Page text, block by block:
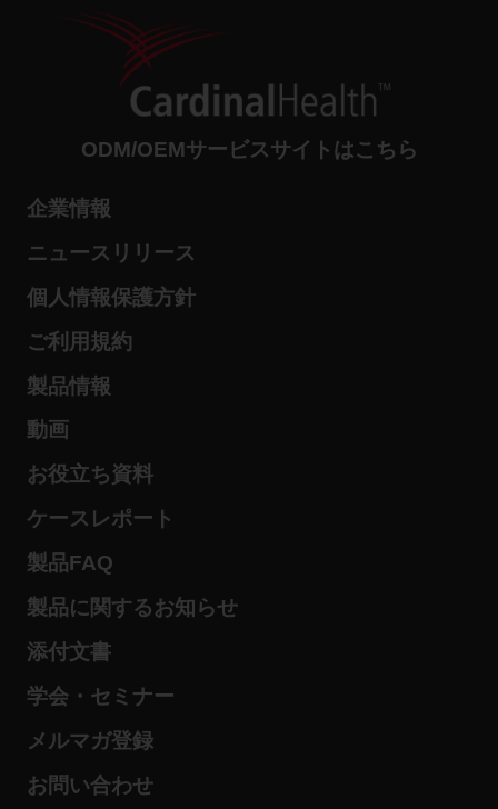
ODM/OEMサービスサイトはこちら
企業情報
ニュースリリース
個人情報保護方針
ご利用規約
製品情報
動画
お役立ち資料
ケースレポート
製品FAQ
製品に関するお知らせ
添付文書
学会・セミナー
メルマガ登録
お問い合わせ